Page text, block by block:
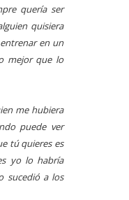
quería ser
quisiera
en un
mejor que lo
me hubiera
puede ver
tú quieres es
yo lo habría
sucedió a los